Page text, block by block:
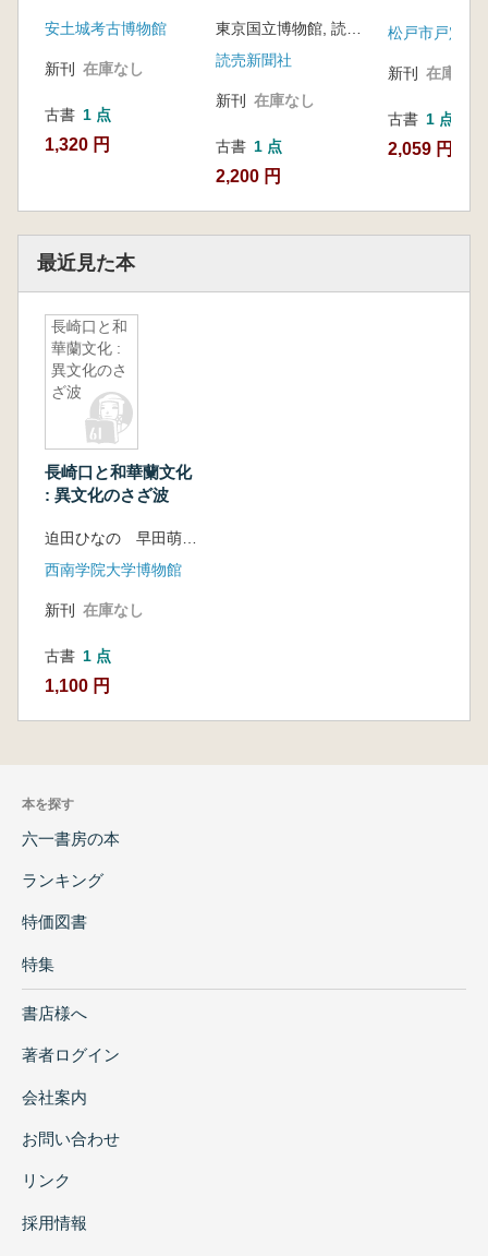
安土城考古博物館
新刊 在庫なし
古書 1 点
1,320 円
東京国立博物館, 読売新聞社編
読売新聞社
新刊 在庫なし
古書 1 点
2,200 円
逅
松戸市戸定歴
新刊 在庫なし
古書 1 点
2,059 円
最近見た本
長崎口と和
華蘭文化 :
異文化のさ
ざ波
長崎口と和華蘭文化
: 異文化のさざ波
西南学院大学博物館
新刊 在庫なし
古書 1 点
1,100 円
本を探す
六一書房の本
ランキング
特価図書
特集
書店様へ
著者ログイン
会社案内
お問い合わせ
リンク
採用情報